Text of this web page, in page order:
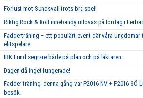
Förlust mot Sundsvall trots bra spel!
Riktig Rock & Roll innebandy utlovas på lördag i
Fadderträning – ett populärt event där våra ungdomar
elitspelare.
IBK Lund segrare både på plan och på läktaren.
Dagen då inget fungerade!
Fadder träning, denna gång var P2016 NV + P2016 SÖ
besök.